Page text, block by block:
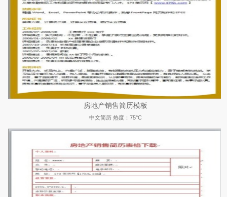
房地产销售简历模板
中文简历 热度：75°C